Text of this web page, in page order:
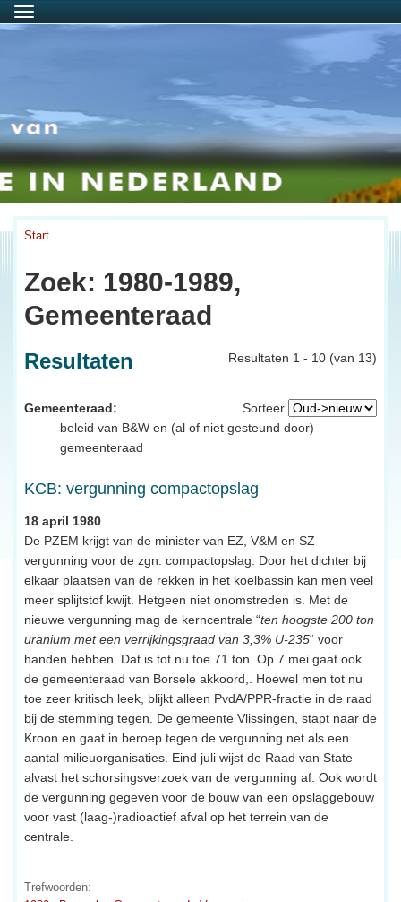
Menu
Start
Zoek: 1980-1989,
Gemeenteraad
Resultaten 1 - 10 (van 13)
Resultaten
Sorteer
Gemeenteraad:
beleid van B&W en (al of niet gesteund door)
gemeenteraad
KCB: vergunning compactopslag
18 april 1980
De PZEM krijgt van de minister van EZ, V&M en SZ
vergunning voor de zgn. compactopslag. Door het dichter bij
elkaar plaatsen van de rekken in het koelbassin kan men veel
meer splijtstof kwijt. Hetgeen niet onomstreden is. Met de
nieuwe vergunning mag de kerncentrale “ten hoogste 200 ton
uranium met een verrijkingsgraad van 3,3% U-235“ voor
handen hebben. Dat is tot nu toe 71 ton. Op 7 mei gaat ook
de gemeenteraad van Borsele akkoord,. Hoewel men tot nu
toe zeer kritisch leek, blijkt alleen PvdA/PPR-fractie in de raad
bij de stemming tegen. De gemeente Vlissingen, stapt naar de
Kroon en gaat in beroep tegen de vergunning net als een
aantal milieuorganisaties. Eind juli wijst de Raad van State
alvast het schorsingsverzoek van de vergunning af. Ook wordt
de vergunning gegeven voor de bouw van een opslaggebouw
voor vast (laag-)radioactief afval op het terrein van de
centrale.
Trefwoorden: